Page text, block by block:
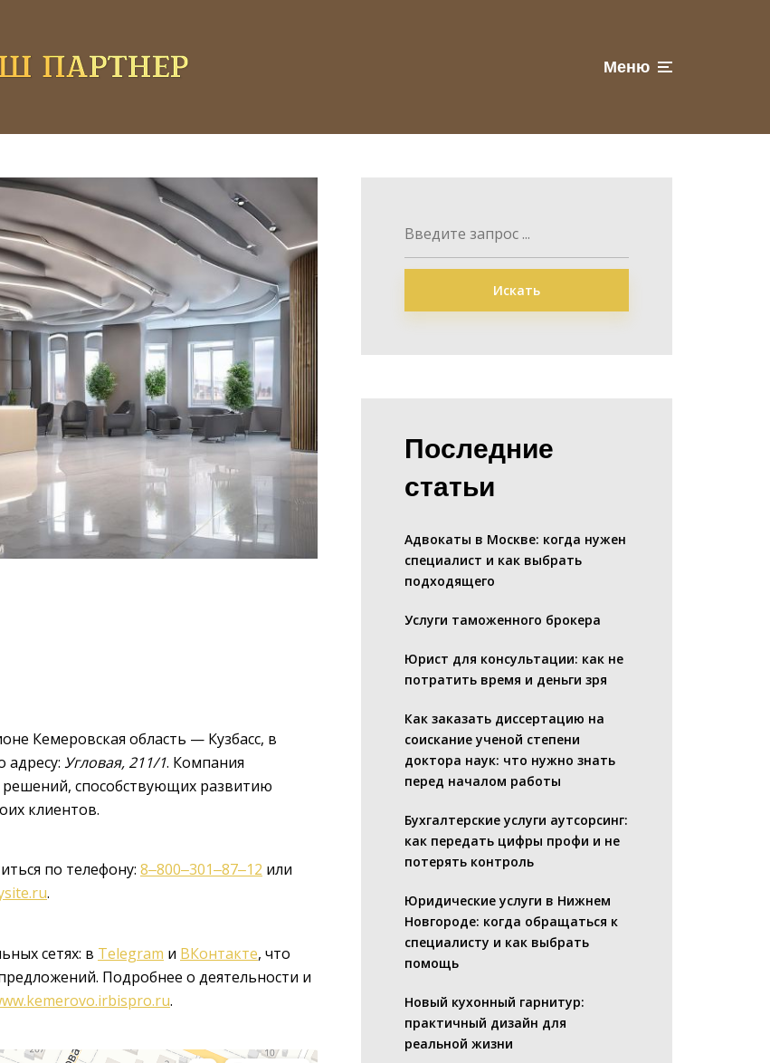
Меню
Кемеровская область — Кузбасс, в
адресу: Угловая, 211/1. Компания
решений, способствующих развитию
клиентов.
по телефону: 8‒800‒301‒87‒12 или
.
сетях: в Telegram и ВКонтакте, что
Подробнее о деятельности и
.
Искать
Последние
статьи
Адвокаты в Москве: когда нужен
специалист и как выбрать
подходящего
Услуги таможенного брокера
Юрист для консультации: как не
потратить время и деньги зря
Как заказать диссертацию на
соискание ученой степени
доктора наук: что нужно знать
перед началом работы
Бухгалтерские услуги аутсорсинг:
как передать цифры профи и не
потерять контроль
Юридические услуги в Нижнем
Новгороде: когда обращаться к
специалисту и как выбрать
помощь
Новый кухонный гарнитур:
практичный дизайн для
реальной жизни